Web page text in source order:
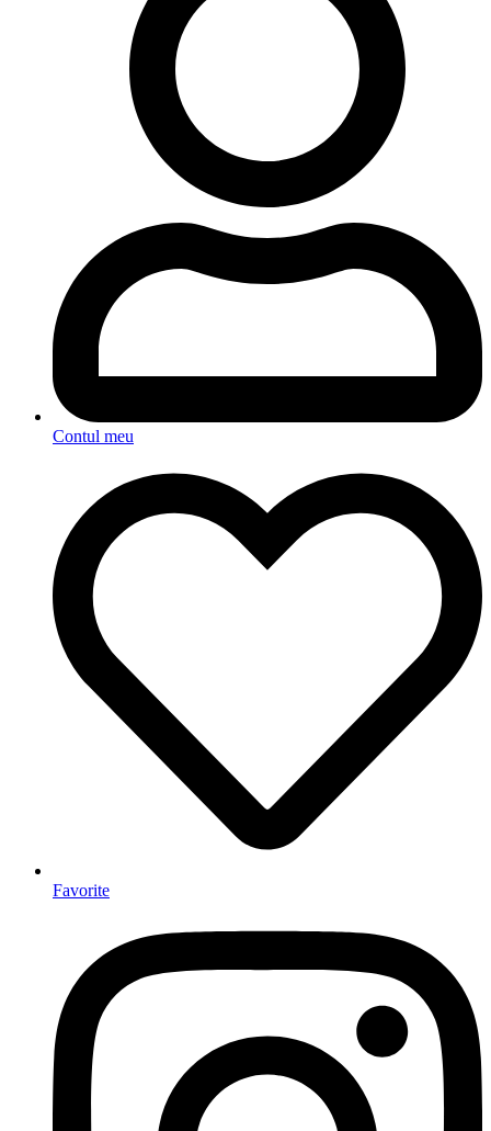
Contul meu
Favorite